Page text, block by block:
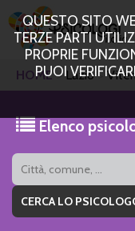
QUESTO SITO
TERZE PARTI
PROPRIE
PUOI
HOME Lazio
Elenco